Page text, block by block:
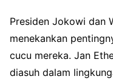
Presiden Jokowi dan
menekankan
cucu mereka. Jan
diasuh dalam